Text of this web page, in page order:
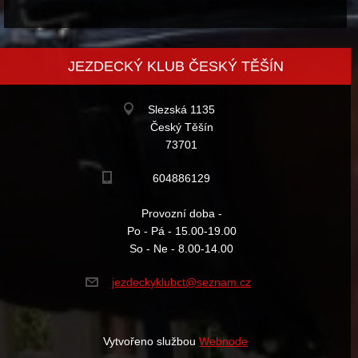
JEZDECKÝ KLUB ČESKÝ TĚŠÍN
Slezská 1135
Český Těšín
73701
604886129
Provozní doba -
Po - Pá - 15.00-19.00
So - Ne - 8.00-14.00
jezdeckyklubct@seznam.cz
Vytvořeno službouWebnode